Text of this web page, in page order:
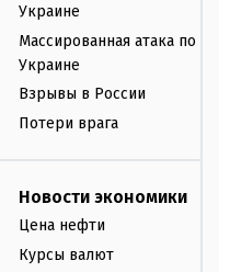
Украине
Массированная атака по
Украине
Взрывы в России
Потери врага
Новости экономики
Цена нефти
Курсы валют